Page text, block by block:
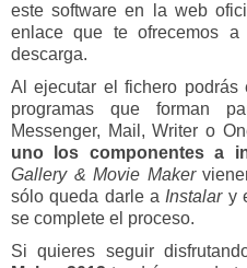
este software en la web
enlace que te ofrecemos
descarga.
Al ejecutar el fichero
programas que forman
Messenger, Mail, Writer o
uno los componentes a
Gallery & Movie Maker
sólo queda darle aInstalar y
se complete el proceso.
Si quieres seguir